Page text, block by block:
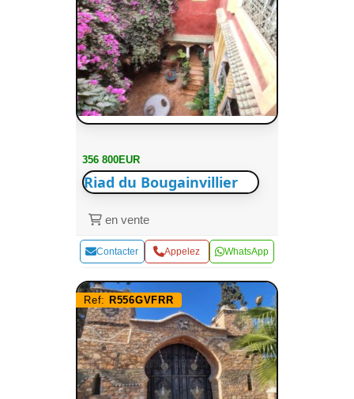
356 800EUR
Riad du Bougainvillier
en vente
Contacter Appelez WhatsApp
Ref: R556GVFRR